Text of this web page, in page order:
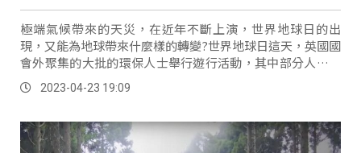
極端氣候帶來的天災，在近年不斷上演，世界地球日的出
現，又能為地球帶來什麼樣的轉變?世界地球日這天，英國國
會外聚集的大批的環保人士舉行遊行活動，其中部分人士身
穿綠色戲服和帽子，而這場遊行紀念第54個世界地球日的到
來，並呼籲對全球暖化採取行 英國綠色和平組織共同執行董
2023-04-23 19:09